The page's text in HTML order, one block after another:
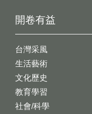
開卷有益
台灣采風
生活藝術
文化歷史
教育學習
社會/科學